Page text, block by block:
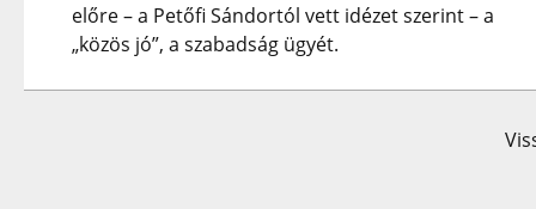
előre – a Petőfi Sándortól vett idézet szerint – a
„közös jó”, a szabadság ügyét.